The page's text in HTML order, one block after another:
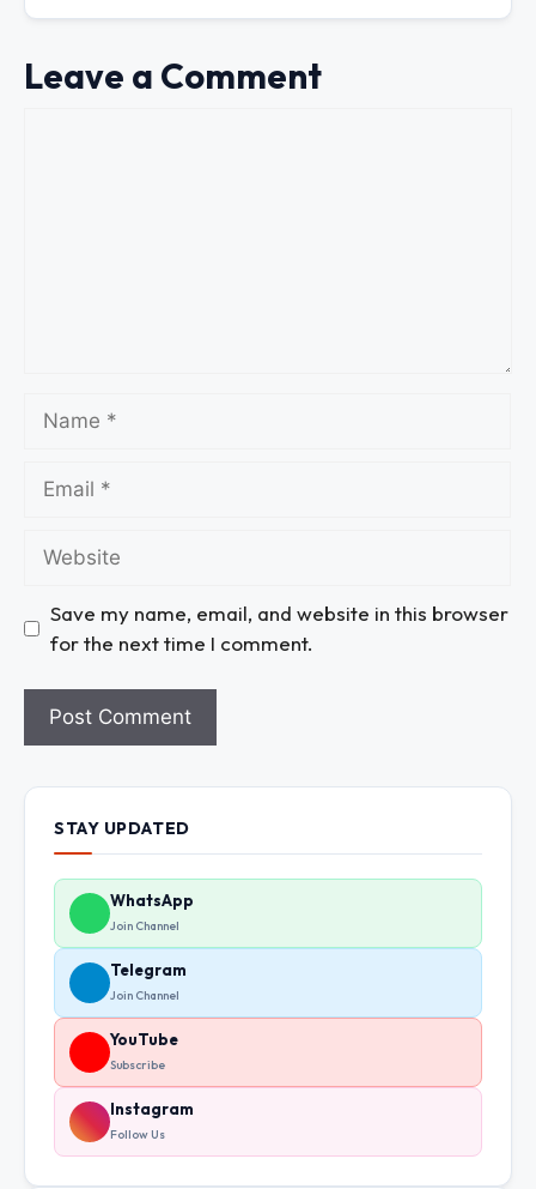
Leave a Comment
Save my name, email, and website in this browser
for the next time I comment.
STAY UPDATED
WhatsApp
Join Channel
Telegram
Join Channel
YouTube
Subscribe
Instagram
Follow Us